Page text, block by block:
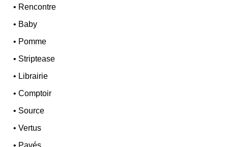
• Rencontre
• Baby
• Pomme
• Striptease
• Librairie
•Comptoir
• Source
•Vertus
• Pavés